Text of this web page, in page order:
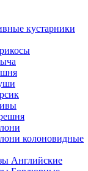
кустарники
колоновидные
Английские